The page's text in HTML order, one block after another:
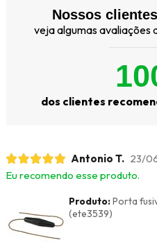
Nossos
veja algumas avaliações
dos clientes
Antonio T. 23/
Eu recomendo esse produto.
Produto:Porta
(ete3539)